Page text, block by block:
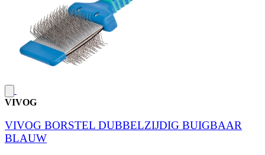
VIVOG
VIVOG BORSTEL DUBBELZIJDIG BUIGBAAR
BLAUW